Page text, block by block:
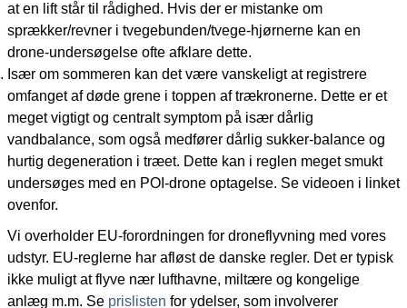
at en lift står til rådighed. Hvis der er mistanke om
sprækker/revner i tvegebunden/tvege-hjørnerne kan en
drone-undersøgelse ofte afklare dette.
Især om sommeren kan det være vanskeligt at registrere
omfanget af døde grene i toppen af trækronerne. Dette er et
meget vigtigt og centralt symptom på især dårlig
vandbalance, som også medfører dårlig sukker-balance og
hurtig degeneration i træet. Dette kan i reglen meget smukt
undersøges med en POI-drone optagelse. Se videoen i linket
ovenfor.
Vi overholder EU-forordningen for droneflyvning med vores
udstyr. EU-reglerne har afløst de danske regler. Det er typisk
ikke muligt at flyve nær lufthavne, miltære og kongelige
anlæg m.m. Se prislisten for ydelser, som involverer